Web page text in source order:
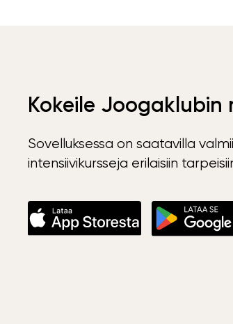
Kokeile Joogaklubin
Sovelluksessa on saatavilla
intensiivikursseja erilaisiin